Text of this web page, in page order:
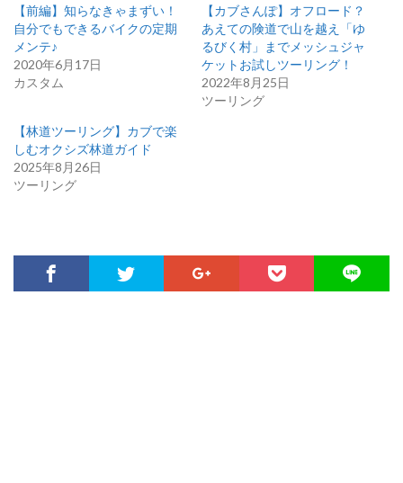
【前編】知らなきゃまずい！
自分でもできるバイクの定期
メンテ♪
2020年6月17日
カスタム
【カブさんぽ】オフロード？
あえての険道で山を越え「ゆ
るびく村」までメッシュジャ
ケットお試しツーリング！
2022年8月25日
ツーリング
【林道ツーリング】カブで楽
しむオクシズ林道ガイド
2025年8月26日
ツーリング